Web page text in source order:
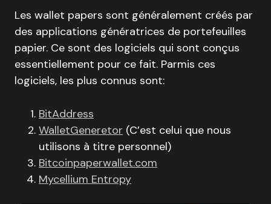
Les wallet papers sont généralement créés par
des applications génératrices de portefeuilles
papier. Ce sont des logiciels qui sont conçus
essentiellement pour ce fait. Parmis ces
logiciels, les plus connus sont:
BitAddress
WalletGeneretor (C’est celui que nous
utilisons à titre personnel)
Bitcoinpaperwallet.com
Mycellium Entropy